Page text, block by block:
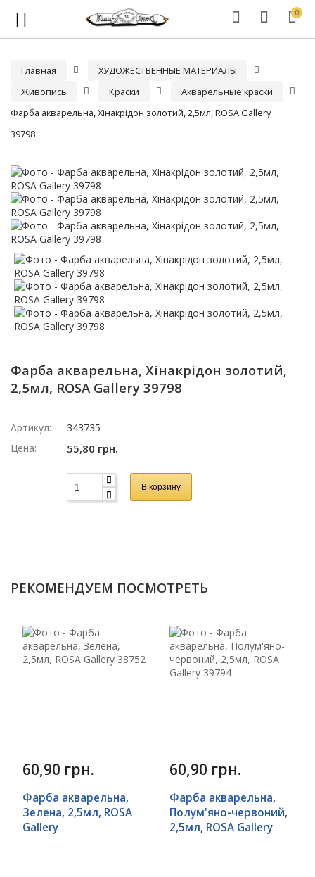
0
Главная
ХУДОЖЕСТВЕННЫЕ МАТЕРИАЛЫ
Живопись
Краски
Акварельные краски
Фарба акварельна, Хінакрідон золотий, 2,5мл, ROSA Gallery
39798
Фарба акварельна, Хінакрідон золотий,
2,5мл, ROSA Gallery 39798
Артикул:
343735
Цена:
55,80 грн.
В корзину
РЕКОМЕНДУЕМ ПОСМОТРЕТЬ
60,90 грн.
Фарба акварельна,
Зелена, 2,5мл, ROSA
Gallery
60,90 грн.
Фарба акварельна,
Полум'яно-червоний,
2,5мл, ROSA Gallery